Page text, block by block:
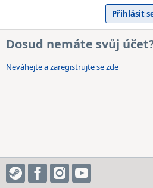
Dosud nemáte svůj
Neváhejte a zaregistrujte se zde